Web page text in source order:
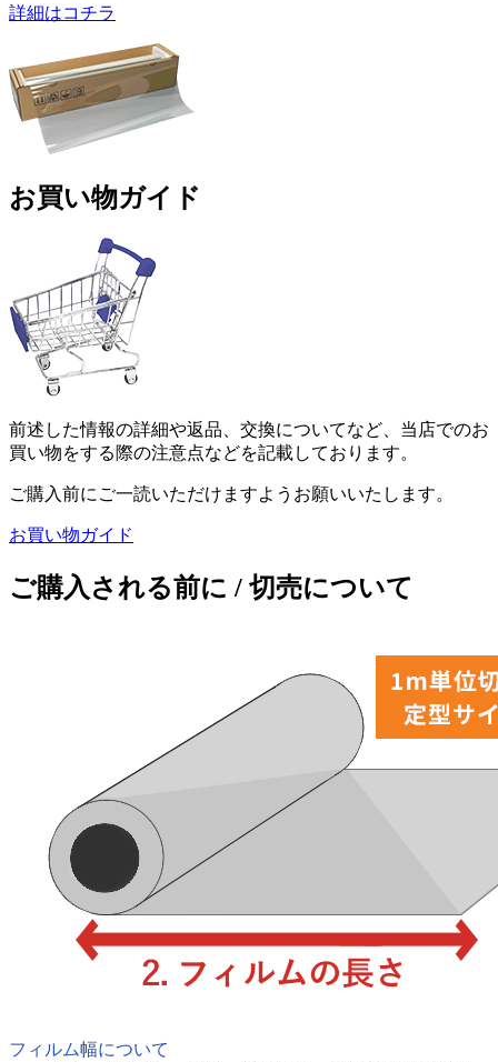
詳細はコチラ
お買い物ガイド
前述した情報の詳細や返品、交換についてなど、当店でのお
買い物をする際の注意点などを記載しております。
ご購入前にご一読いただけますようお願いいたします。
お買い物ガイド
ご購入される前に / 切売について
フィルム幅について